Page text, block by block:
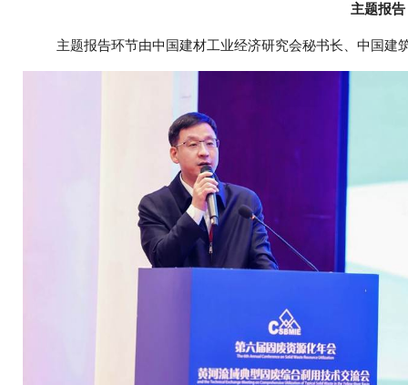
主题报告
主题报告环节由中国建材工业经济研究会秘书长、中国